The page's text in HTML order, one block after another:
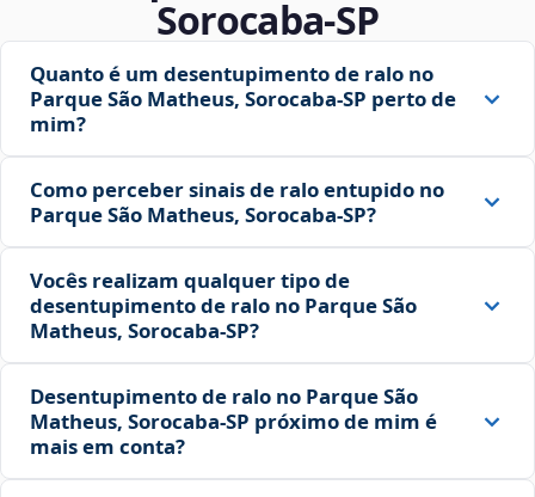
Sorocaba‑SP
Quanto é um desentupimento de ralo no
Parque São Matheus, Sorocaba‑SP perto de
mim?
Como perceber sinais de ralo entupido no
Parque São Matheus, Sorocaba‑SP?
Vocês realizam qualquer tipo de
desentupimento de ralo no Parque São
Matheus, Sorocaba‑SP?
Desentupimento de ralo no Parque São
Matheus, Sorocaba‑SP próximo de mim é
mais em conta?